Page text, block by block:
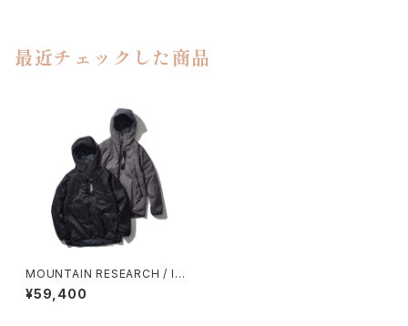
最近チェックした商品
MOUNTAIN RESEARCH / ID
PARKA（INSULATION）
¥59,400